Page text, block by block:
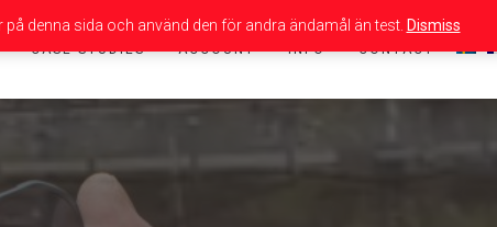
CASE STUDIES ACCOUNT INFO CONTACT
denna sida och använd den för andra ändamål än test. Dismiss